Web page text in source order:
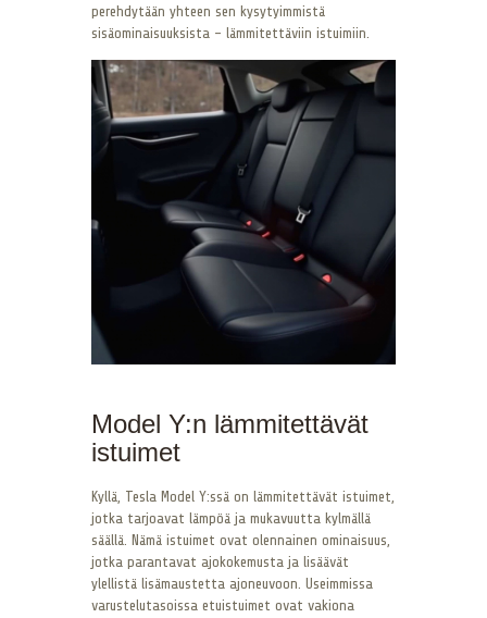
perehdytään yhteen sen kysytyimmistä
sisäominaisuuksista – lämmitettäviin istuimiin.
Model Y:n lämmitettävät
istuimet
Kyllä, Tesla Model Y:ssä on lämmitettävät istuimet,
jotka tarjoavat lämpöä ja mukavuutta kylmällä
säällä. Nämä istuimet ovat olennainen ominaisuus,
jotka parantavat ajokokemusta ja lisäävät
ylellistä lisämaustetta ajoneuvoon. Useimmissa
varustelutasoissa etuistuimet ovat vakiona